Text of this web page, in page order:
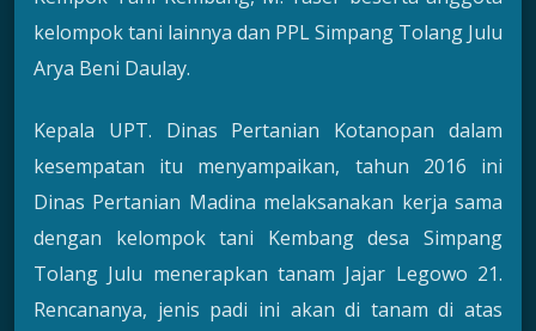
kelompok tani lainnya dan PPL Simpang Tolang Julu
Arya Beni Daulay.
Kepala UPT. Dinas Pertanian Kotanopan dalam
kesempatan itu menyampaikan, tahun 2016 ini
Dinas Pertanian Madina melaksanakan kerja sama
dengan kelompok tani Kembang desa Simpang
Tolang Julu menerapkan tanam Jajar Legowo 21.
Rencananya, jenis padi ini akan di tanam di atas